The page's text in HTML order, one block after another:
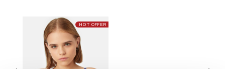
HOT OFFER